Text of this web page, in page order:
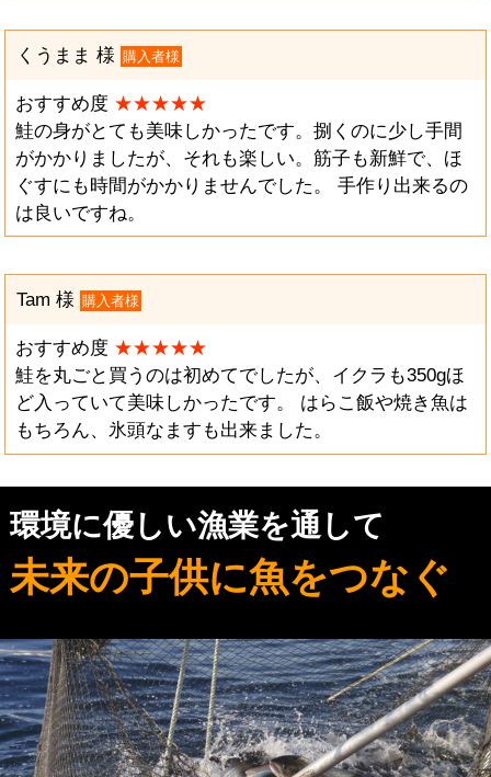
くうまま 様 購入者様
おすすめ度 ★★★★★
鮭の身がとても美味しかったです。捌くのに少し手間
がかかりましたが、それも楽しい。筋子も新鮮で、ほ
ぐすにも時間がかかりませんでした。 手作り出来るの
は良いですね。
Tam 様 購入者様
おすすめ度 ★★★★★
鮭を丸ごと買うのは初めてでしたが、イクラも350gほ
ど入っていて美味しかったです。 はらこ飯や焼き魚は
もちろん、氷頭なますも出来ました。
環境に優しい漁業を通して
未来の子供に魚をつなぐ